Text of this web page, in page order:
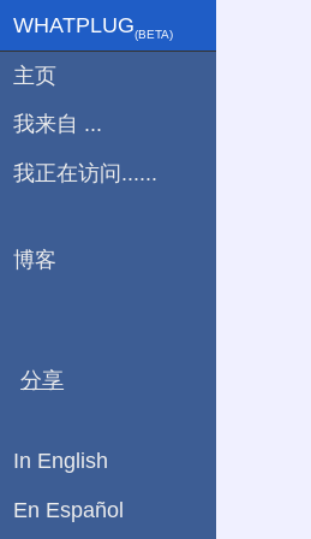
WHATPLUG(ΒETA)
主页
我来自 ...
我正在访问......
博客
分享
In English
En Español